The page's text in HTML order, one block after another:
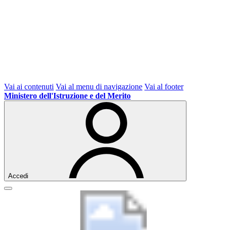
Vai ai contenuti Vai al menu di navigazione Vai al footer
Ministero dell'Istruzione e del Merito
Accedi